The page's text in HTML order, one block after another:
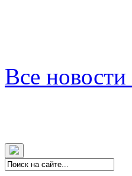
Все новости